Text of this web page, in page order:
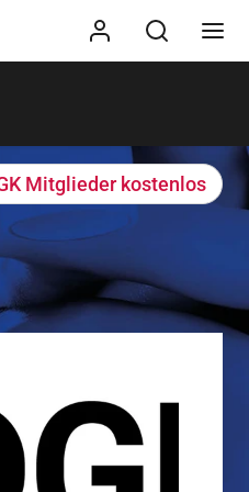
Mitglieder kostenlos